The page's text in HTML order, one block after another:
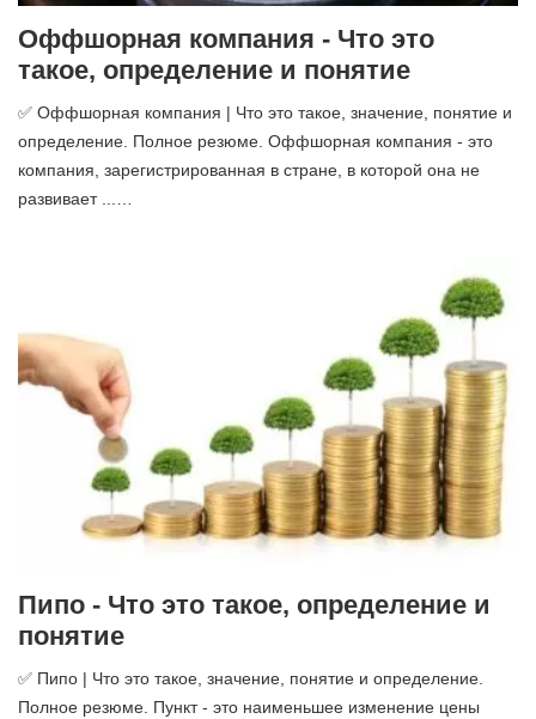
Оффшорная компания - Что это
такое, определение и понятие
✅ Оффшорная компания | Что это такое, значение, понятие и
определение. Полное резюме. Оффшорная компания - это
компания, зарегистрированная в стране, в которой она не
развивает ...…
Пипо - Что это такое, определение и
понятие
✅ Пипо | Что это такое, значение, понятие и определение.
Полное резюме. Пункт - это наименьшее изменение цены